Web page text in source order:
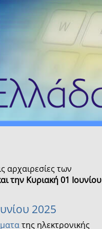
αρχαιρεσίες των
την Κυριακή 01 Ιουνίου
2025
της ηλεκτρονικής